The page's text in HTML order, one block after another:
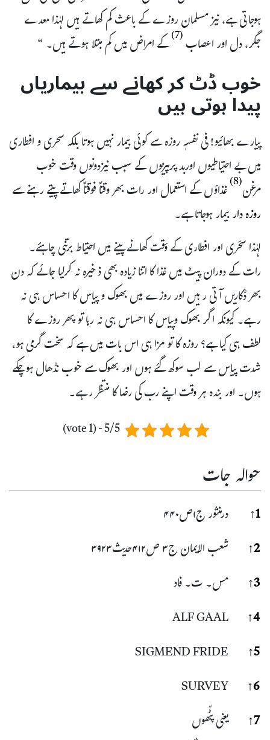
ہوجاتی ہے، نیز مسلمان روزے کے باعث کم کھاتے ہیں لہٰذا معدے
جگر، دل اور اعصاب(7) کے امراض میں کم مبتلا ہوتے ہیں۔ “
خوب ڈٹ کر کھانے سے بیماریاں
پیدا ہوتی ہیں
پیارے بھائیو! فی نفسہٖ روزہ سے کوئی بیمار نہیں ہوتا بلکہ سحری و افطاری
میں بے احتیاطیوں اوربد پرہیزیوں کے سبب نیزدونوں وقت خوب
مرغن(8) غذاؤں کے استعمال اور رات بھر وقتاً فوقتاً کھاتے پیتے رہنے سے
روزہ داربیمار ہوجاتا ہے۔
لہٰذا سحَری اور افطاری کے وَقت کھانے پینے میں احتیاط برتنی چاہئے۔
رات کے دوران پیٹ میں غذا کا اتنا زیادہ بھی ذخیرہ نہ کرلیا جائے کہ دن
بھر ڈکاریں آتی رہیں اور روزے میں بھوک و پیاس کا احساس ہی نہ
رہے۔ کیونکہ اگر بھوک وپیاس کا احساس ہی نہ رہا تو پھر روزے کا
لطف ہی کیا ہے؟ روزہ کا تو مزا ہی اس بات میں ہے کہ سخت گرمی ہو،
شدت پیاس سے لب سوکھ گئے ہوں اور بھوک سے خوب نڈھال ہوچکے
ہوں۔ اور بندہ ہر وقت اپنے رب کی رضا کا منتظر رہے۔
5/5 - (1 vote)
حوالہ جات
1
↑
درمنثور ج۱ص۴۴۰
2
↑
شعب الایمان ج۳ ص۴۱۲حدیث۳۹۲۳
3
↑
مس۔ ت۔ فاد
4
↑
ALF GAAL
5
↑
SIGMEND FRIDE
6
↑
SURVEY
7
↑
یعنی پٹّھوں